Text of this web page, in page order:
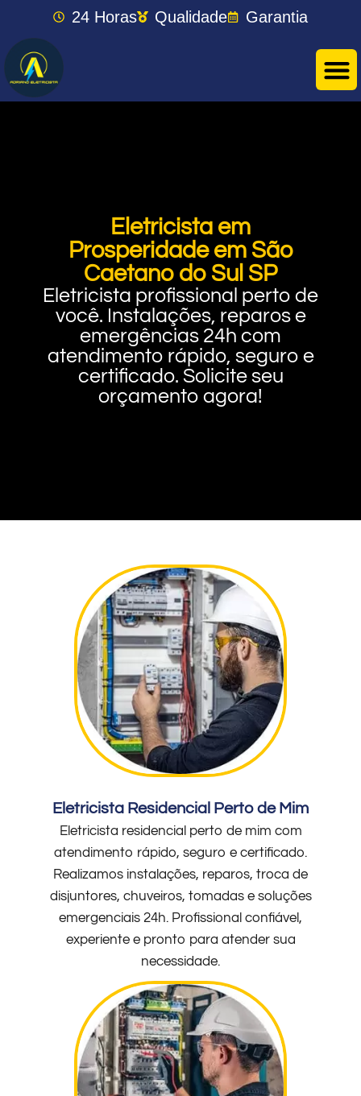
24 Horas Qualidade Garantia
Eletricista em
Prosperidade em São
Caetano do Sul SP
Eletricista profissional perto de
você. Instalações, reparos e
emergências 24h com
atendimento rápido, seguro e
certificado. Solicite seu
orçamento agora!
Eletricista Residencial Perto de Mim
Eletricista residencial perto de mim com
atendimento rápido, seguro e certificado.
Realizamos instalações, reparos, troca de
disjuntores, chuveiros, tomadas e soluções
emergenciais 24h. Profissional confiável,
experiente e pronto para atender sua
necessidade.